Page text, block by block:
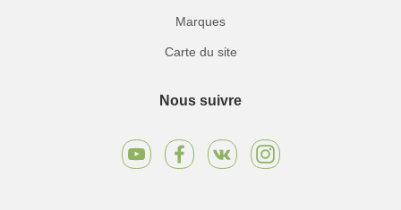
Marques
Carte du site
Nous suivre